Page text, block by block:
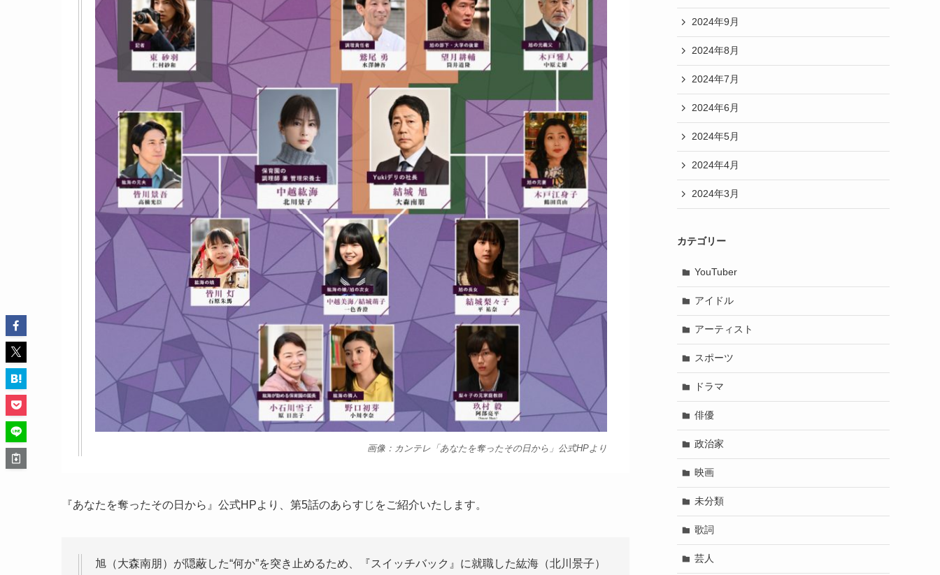
画像：カンテレ「あなたを奪ったその日から」公式HPより
『あなたを奪ったその日から』公式HPより、第5話のあらすじをご紹介いたします。
旭（大森南朋）が隠蔽した“何か”を突き止めるため、『スイッチバック』に就職した紘海（北川景子）
2024年9月
2024年8月
2024年7月
2024年6月
2024年5月
2024年4月
2024年3月
カテゴリー
YouTuber
アイドル
アーティスト
スポーツ
ドラマ
俳優
政治家
映画
未分類
歌詞
芸人